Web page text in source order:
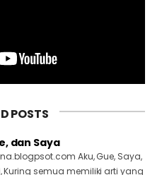
POSTS
dan Saya
Aku, Gue, Saya,
Kuring semua memiliki arti yang